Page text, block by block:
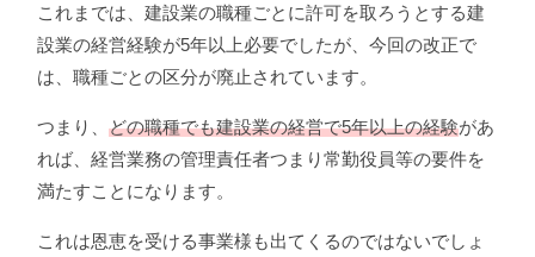
これまでは、建設業の職種ごとに許可を取ろうとする建
設業の経営経験が5年以上必要でしたが、今回の改正で
は、職種ごとの区分が廃止されています。
つまり、 どの職種でも建設業の経営で5年以上の経験があ
れば、経営業務の管理責任者つまり常勤役員等の要件を
満たすことになります。
これは恩恵を受ける事業様も出てくるのではないでしょ